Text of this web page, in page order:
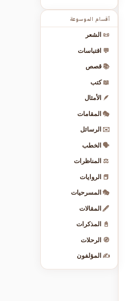
أقسام الموسوعة
📜 الشعر
💬 اقتباسات
📚 قصص
📖 كتب
🪶 الأمثال
🎭 المقامات
✉️ الرسائل
🗣️ الخطب
⚖️ المناظرات
📕 الروايات
🎭 المسرحيات
🖋️ المقالات
📓 المذكرات
🧭 الرحلات
✍️ المؤلفون